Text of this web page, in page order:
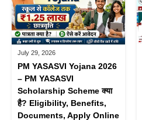
July 29, 2026
PM YASASVI Yojana 2026
– PM YASASVI
Scholarship Scheme क्या
है? Eligibility, Benefits,
Documents, Apply Online